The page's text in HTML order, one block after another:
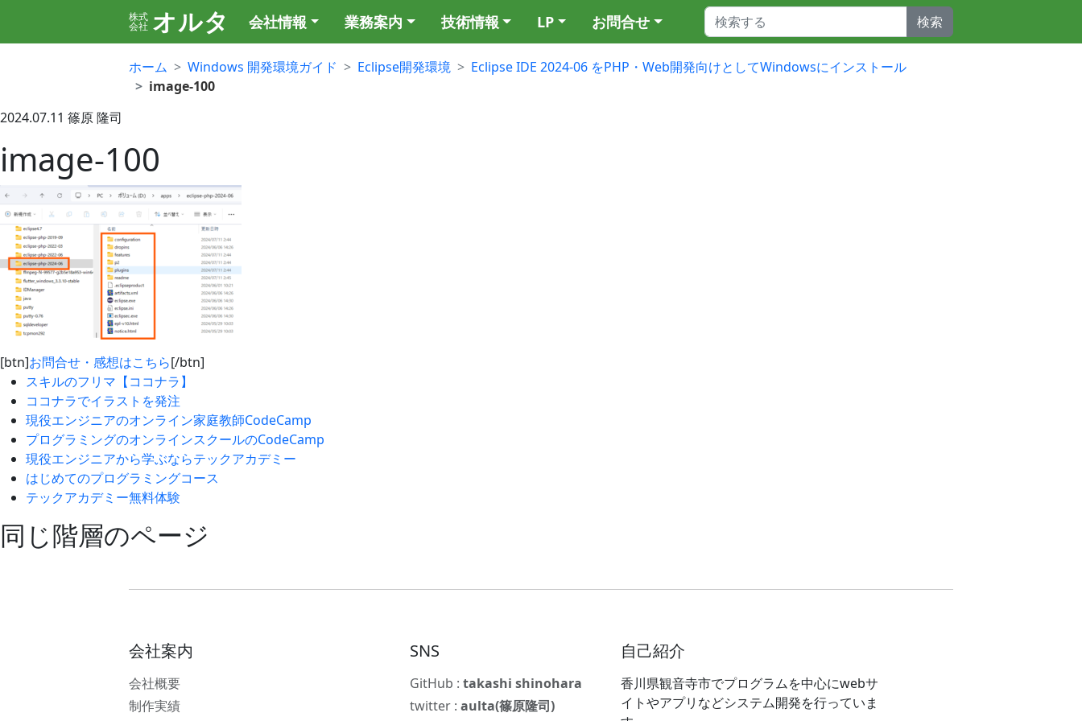
株式
会社 オルタ 会社情報 業務案内 技術情報 LP お問合せ 検索
ホーム Windows 開発環境ガイド Eclipse開発環境
Eclipse IDE 2024-06 をPHP・Web開発向けとしてWindowsにインストール
image-100
2024.07.11 篠原 隆司
image-100
[btn]お問合せ・感想はこちら[/btn]
スキルのフリマ【ココナラ】
ココナラでイラストを発注
現役エンジニアのオンライン家庭教師CodeCamp
プログラミングのオンラインスクールのCodeCamp
現役エンジニアから学ぶならテックアカデミー
はじめてのプログラミングコース
テックアカデミー無料体験
同じ階層のページ
会社案内
会社概要
制作実績
SNS
GitHub :takashi shinohara
twitter :aulta(篠原隆司)
自己紹介
香川県観音寺市でプログラムを中心にwebサ
イトやアプリなどシステム開発を行っていま